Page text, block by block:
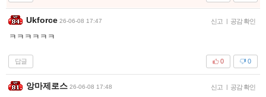
Ukforce 26-06-08 17:47 신고 | 공감 확인
ㅋㅋㅋㅋㅋㅋ
답글 0
0
앙마제로스 26-06-08 17:48 신고 | 공감 확인